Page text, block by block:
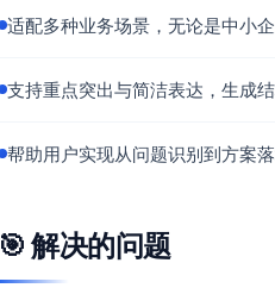
销售经理的任务管理更加
通过系统化售后支持，可
适配多种业务场景，无论是中小
支持重点突出与简洁表达，生成
帮助用户实现从问题识别到方案
🎯 解决的问题